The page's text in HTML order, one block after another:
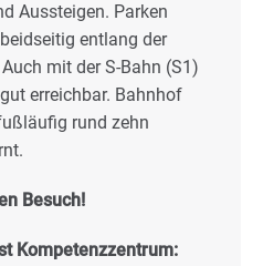
Aussteigen. Parken
entlang der
mit der S-Bahn (S1)
erreichbar. Bahnhof
rund zehn
Besuch!
Kompetenzzentrum: